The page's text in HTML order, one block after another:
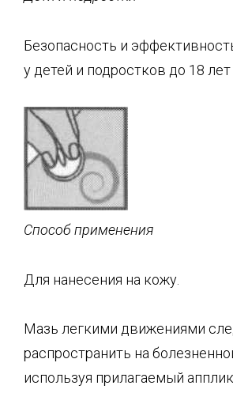
Безопасность и
у детей и подростков до 18 лет
Способ применения
Для нанесения на кожу.
Мазь легкими движениями
распространить на
используя прилагаемый